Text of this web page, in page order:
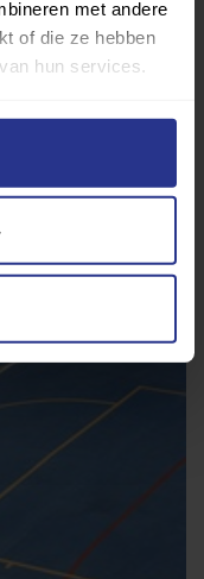
met andere
of die ze hebben
hun services.